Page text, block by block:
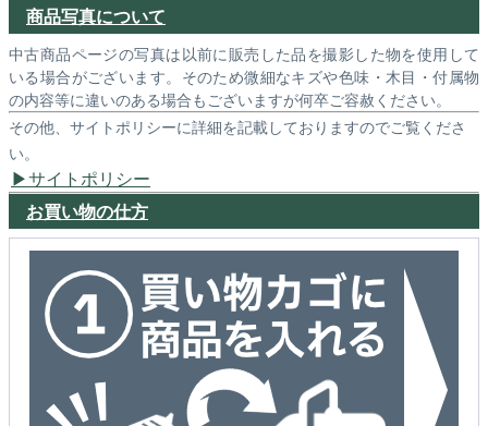
商品写真について
中古商品ページの写真は以前に販売した品を撮影した物を使用して
いる場合がございます。そのため微細なキズや色味・木目・付属物
の内容等に違いのある場合もございますが何卒ご容赦ください。
その他、サイトポリシーに詳細を記載しておりますのでご覧くださ
い。
サイトポリシー
お買い物の仕方